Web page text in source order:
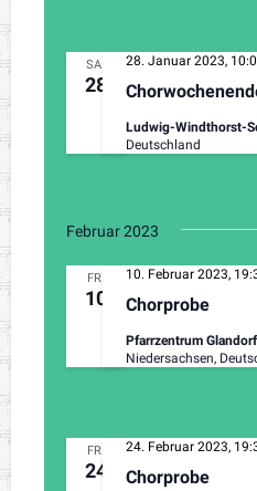
SA.
28
28. Januar 2023,
Ludwig-Windthorst-
Deutschland
Februar 2023
FR.
10 Chorprobe
10. Februar 2023,
Pfarrzentrum Glandorf
Niedersachsen,
FR.
24 Chorprobe
24. Februar 2023,